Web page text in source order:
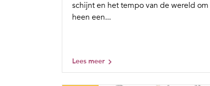
schijnt en het tempo van de wereld
heen een...
Lees meer